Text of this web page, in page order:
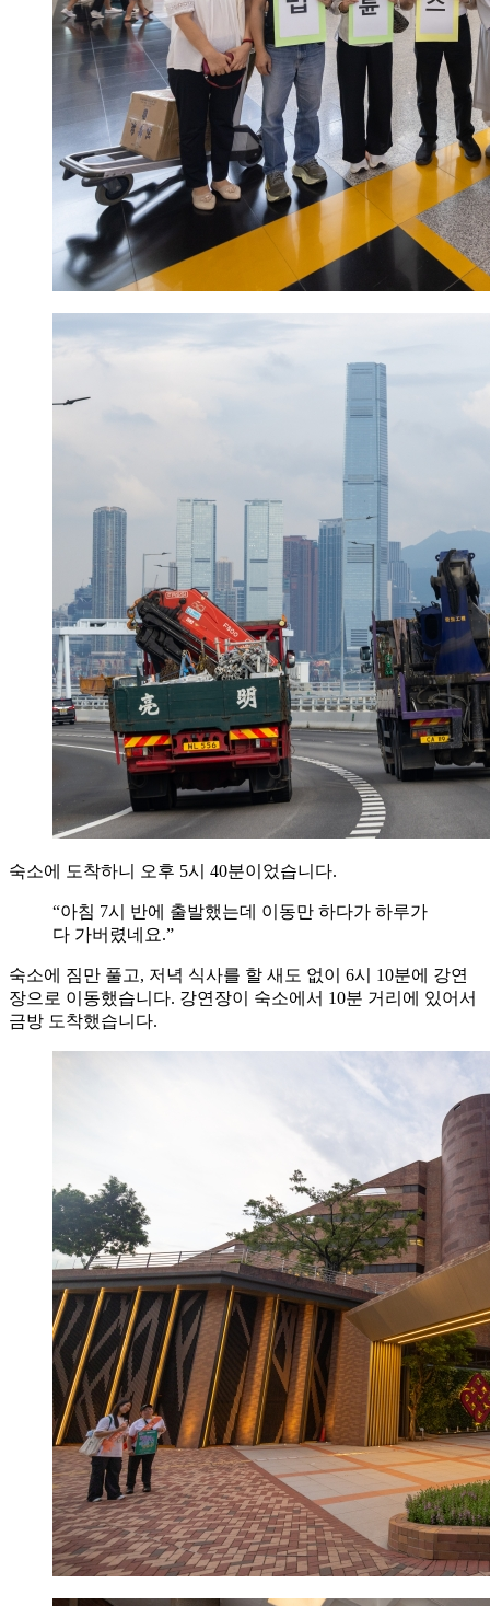
숙소에 도착하니 오후 5시 40분이었습니다.
“아침 7시 반에 출발했는데 이동만 하다가 하루가
다 가버렸네요.”
숙소에 짐만 풀고, 저녁 식사를 할 새도 없이 6시 10분에 강연
장으로 이동했습니다. 강연장이 숙소에서 10분 거리에 있어서
금방 도착했습니다.